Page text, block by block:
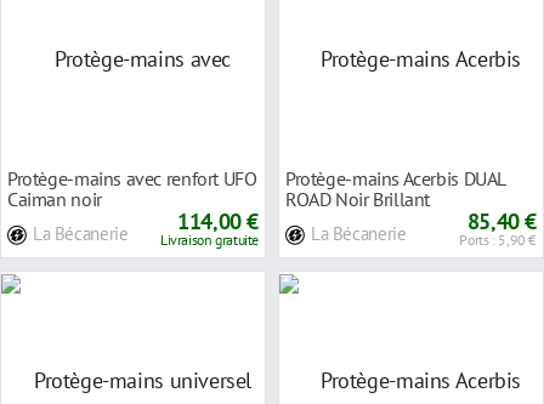
Protège-mains avec renfort UFO
Caiman noir
La Bécanerie 114,00 €
Livraison gratuite
Protège-mains Acerbis DUAL
ROAD Noir Brillant
La Bécanerie 85,40 €
Ports : 5,90 €